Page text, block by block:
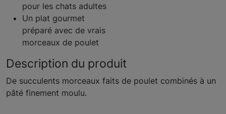
pour les chats adultes
Un plat gourmet
préparé avec de vrais
morceaux de poulet
Description du produit
De succulents morceaux faits de poulet combinés à un
pâté finement moulu.